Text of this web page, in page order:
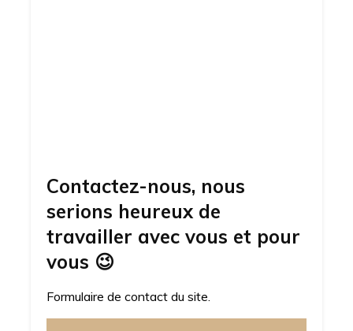
Contactez-nous, nous
serions heureux de
travailler avec vous et pour
vous 😉
Formulaire de contact du site.